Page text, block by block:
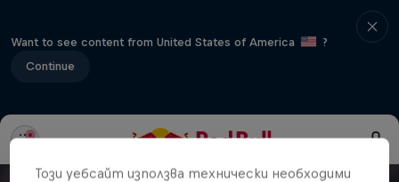
Want to see content from United States of America
?
Continue
Този уебсайт използва технически необходими